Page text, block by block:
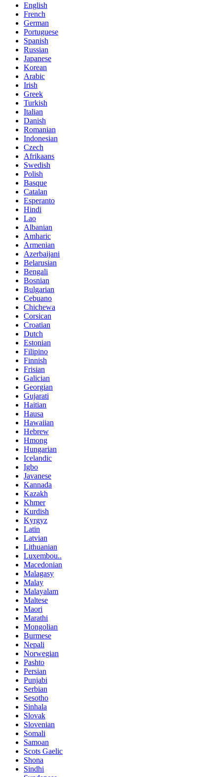
English
French
German
Portuguese
Spanish
Russian
Japanese
Korean
Arabic
Irish
Greek
Turkish
Italian
Danish
Romanian
Indonesian
Czech
Afrikaans
Swedish
Polish
Basque
Catalan
Esperanto
Hindi
Lao
Albanian
Amharic
Armenian
Azerbaijani
Belarusian
Bengali
Bosnian
Bulgarian
Cebuano
Chichewa
Corsican
Croatian
Dutch
Estonian
Filipino
Finnish
Frisian
Galician
Georgian
Gujarati
Haitian
Hausa
Hawaiian
Hebrew
Hmong
Hungarian
Icelandic
Igbo
Javanese
Kannada
Kazakh
Khmer
Kurdish
Kyrgyz
Latin
Latvian
Lithuanian
Luxembou..
Macedonian
Malagasy
Malay
Malayalam
Maltese
Maori
Marathi
Mongolian
Burmese
Nepali
Norwegian
Pashto
Persian
Punjabi
Serbian
Sesotho
Sinhala
Slovak
Slovenian
Somali
Samoan
Scots Gaelic
Shona
Sindhi